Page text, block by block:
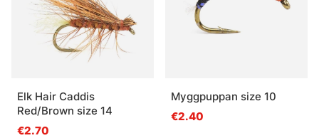
Elk Hair Caddis
Red/Brown size 14
€2.70
Myggpuppan size 10
€2.40